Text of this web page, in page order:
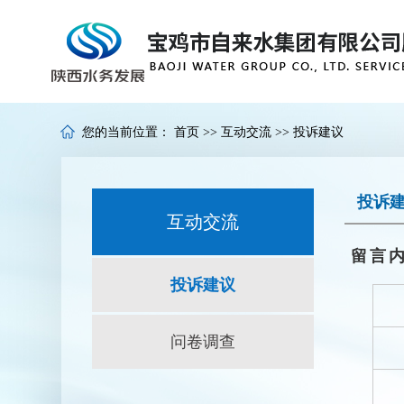
您的当前位置： 首页 >> 互动交流 >> 投诉建议
互动交流
投诉建议
问卷调查
投诉
留言